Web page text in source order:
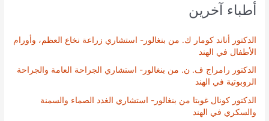
أطباء آخرين
الدكتور أناند كومار ك. من بنغالور- استشاري زراعة نخاع العظم، وأورام
الأطفال في الهند
الدكتور رامراج ف. ن. من بنغالور- استشاري الجراحة العامة والجراحة
الروبوتية في الهند
الدكتور كونال غوبتا من بنغالور- استشاري الغدد الصماء والسمنة
والسكري في الهند